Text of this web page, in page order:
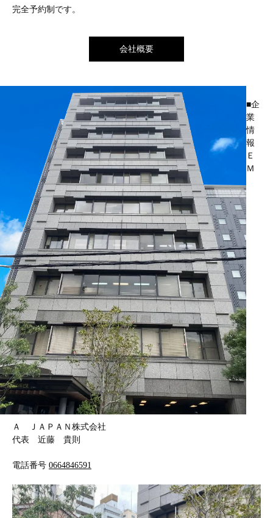
完全予約制です。
会社概要
■企
業
情
報
Ｅ
Ｍ
Ａ ＪＡＰＡＮ株式会社
代表 近藤 貴則
電話番号 0664846591